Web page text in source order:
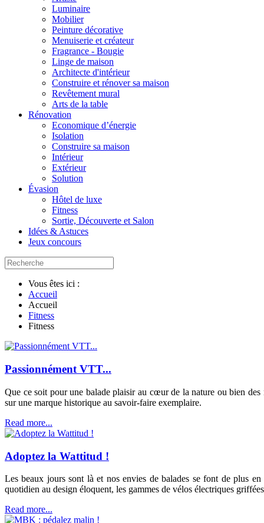
Luminaire
Mobilier
Peinture décorative
Menuiserie et créateur
Fragrance - Bougie
Linge de maison
Architecte d'intérieur
Construire et rénover sa maison
Revêtement mural
Arts de la table
Rénovation
Economique d’énergie
Isolation
Construire sa maison
Intérieur
Extérieur
Solution
Évasion
Hôtel de luxe
Fitness
Sortie, Découverte et Salon
Idées & Astuces
Jeux concours
Vous êtes ici :
Accueil
Accueil
Fitness
Fitness
Passionnément VTT...
Que ce soit pour une balade plaisir au cœur de la nature ou bien
sur une marque historique au savoir-faire exemplaire.
Read more...
Adoptez la Wattitud !
Les beaux jours sont là et nos envies de balades se font de plus
quotidien au design éloquent, les gammes de vélos électriques
Read more...